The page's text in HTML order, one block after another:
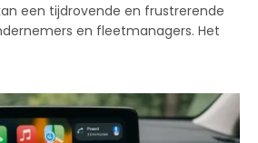
een tijdrovende en frustrerende
en fleetmanagers. Het